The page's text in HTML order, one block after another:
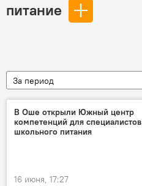
питание
За период
В Оше открыли Южный центр
компетенций для специалистов
школьного питания
16 июня, 17:27